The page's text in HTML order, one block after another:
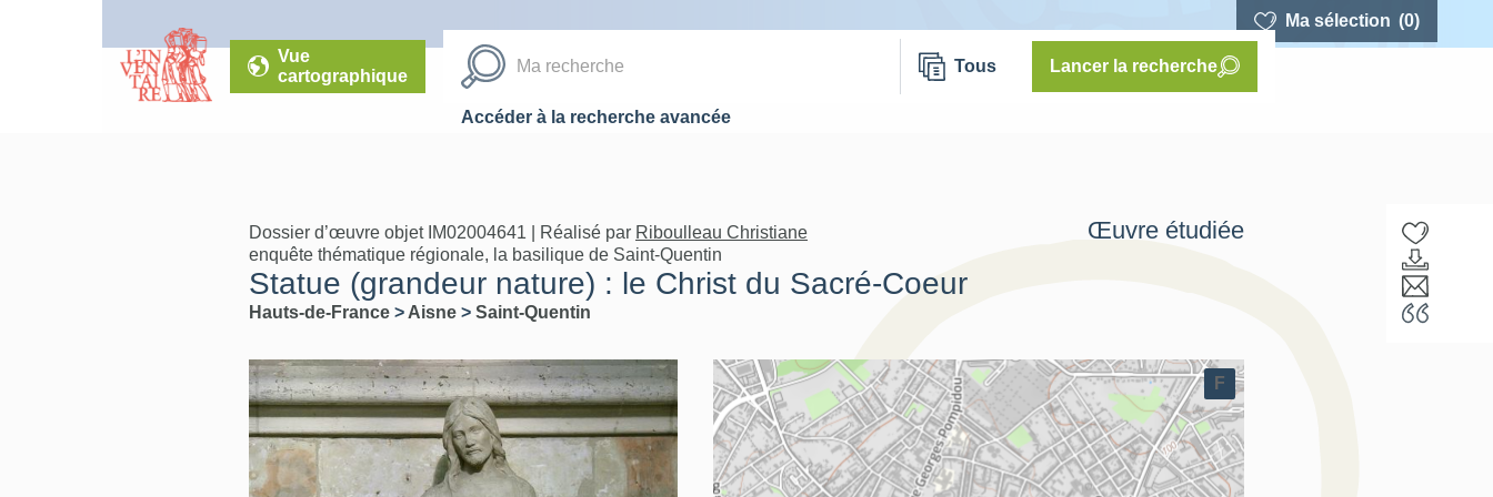
Ma sélection (0)
Vue
cartographique
Tous Lancer la recherche
Accéder à la recherche avancée
Dossier d’œuvre objet IM02004641 | Réalisé par Riboulleau Christiane
enquête thématique régionale, la basilique de Saint-Quentin
Statue (grandeur nature) : le Christ du Sacré-Coeur
Hauts-de-France > Aisne > Saint-Quentin
Œuvre étudiée
F